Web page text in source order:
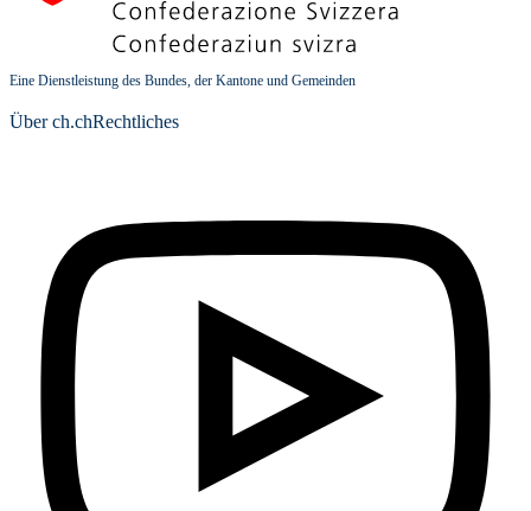
Eine Dienstleistung des Bundes, der Kantone und Gemeinden
Über ch.chRechtliches